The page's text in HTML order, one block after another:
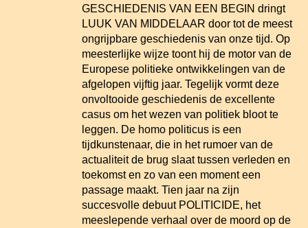
GESCHIEDENIS VAN EEN BEGIN dringt
LUUK VAN MIDDELAAR door tot de meest
ongrijpbare geschiedenis van onze tijd. Op
meesterlijke wijze toont hij de motor van de
Europese politieke ontwikkelingen van de
afgelopen vijftig jaar. Tegelijk vormt deze
onvoltooide geschiedenis de excellente
casus om het wezen van politiek bloot te
leggen. De homo politicus is een
tijdkunstenaar, die in het rumoer van de
actualiteit de brug slaat tussen verleden en
toekomst en zo van een moment een
passage maakt. Tien jaar na zijn
succesvolle debuut POLITICIDE, het
meeslepende verhaal over de moord op de